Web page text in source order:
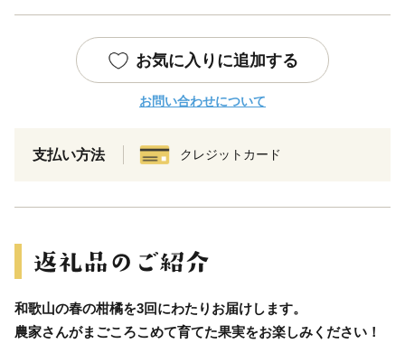
お気に入りに追加する
お問い合わせについて
支払い方法 クレジットカード
和歌山の春の柑橘を3回にわたりお届けします。
農家さんがまごころこめて育てた果実をお楽しみください！